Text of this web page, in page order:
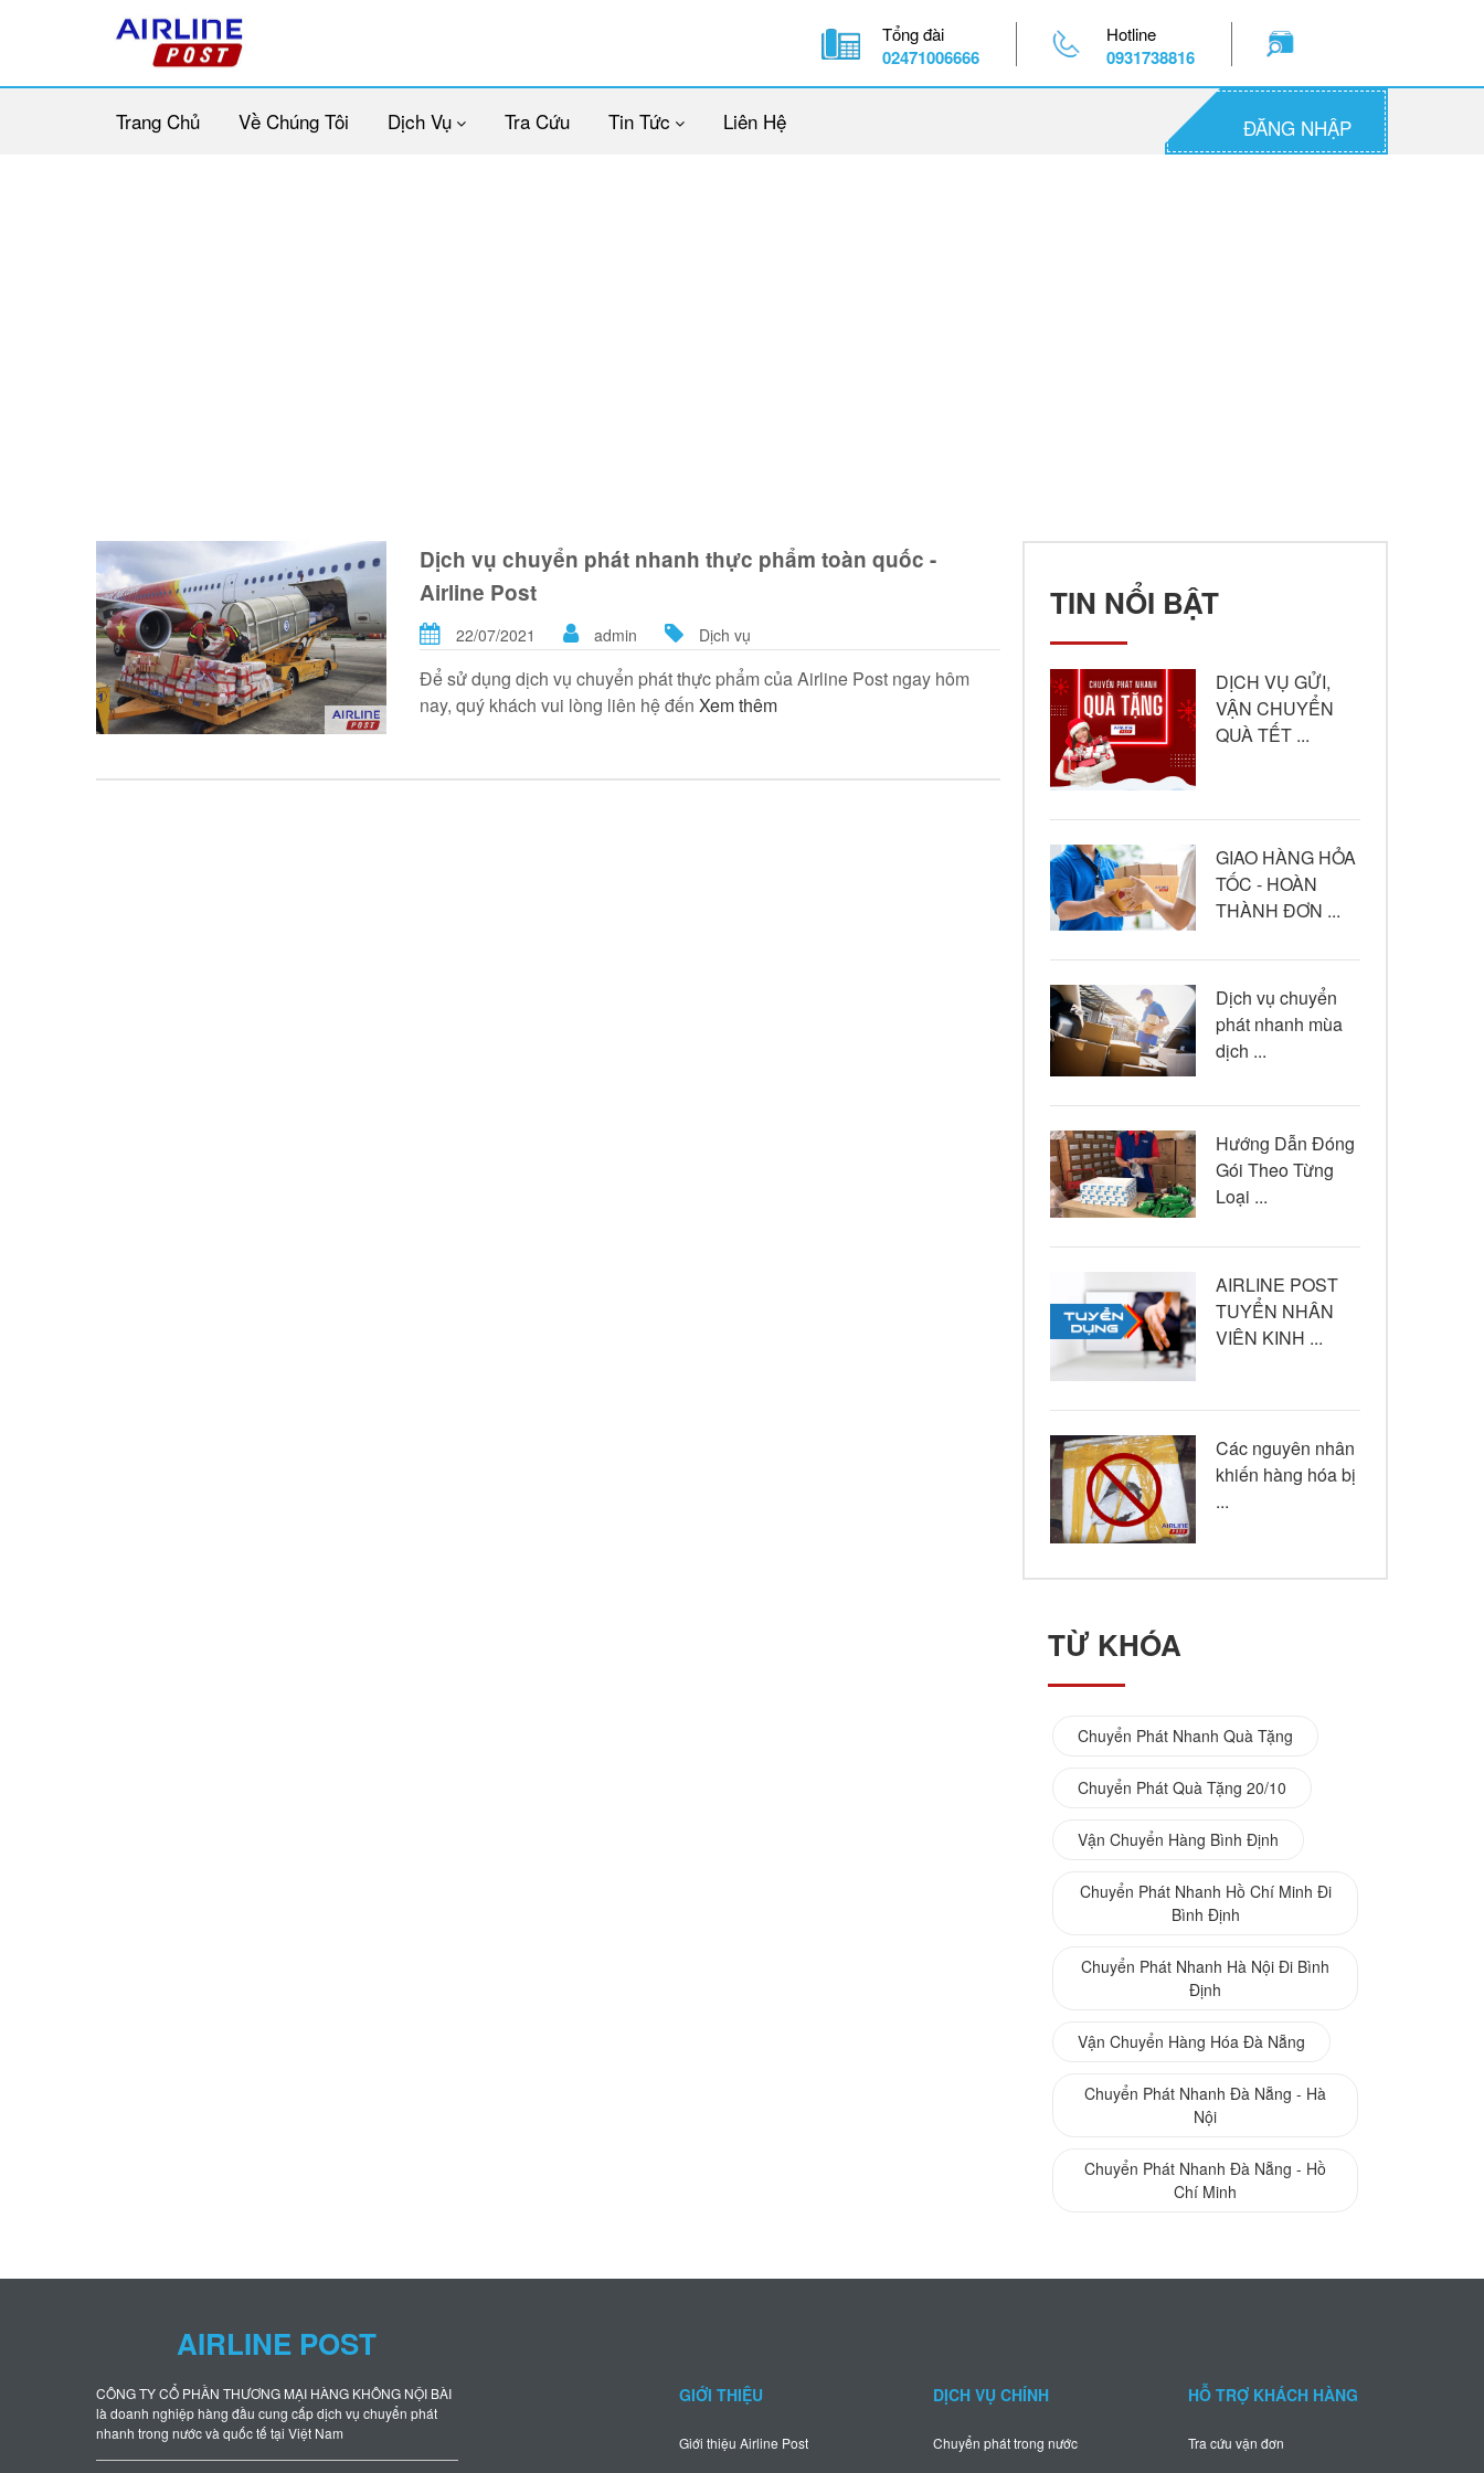
Tổng đài
02471006666
Hotline
0931738816
Trang Chủ Về Chúng Tôi Dịch Vụ Tra Cứu Tin Tức Liên Hệ ĐĂNG NHẬP
Dịch vụ chuyển phát nhanh thực phẩm toàn quốc -
Airline Post
22/07/2021 admin Dịch vụ
Để sử dụng dịch vụ chuyển phát thực phẩm của Airline Post ngay hôm
nay, quý khách vui lòng liên hệ đến Xem thêm
TIN NỔI BẬT
DỊCH VỤ GỬI,
VẬN CHUYỂN
QUÀ TẾT ...
GIAO HÀNG HỎA
TỐC - HOÀN
THÀNH ĐƠN ...
Dịch vụ chuyển
phát nhanh mùa
dịch ...
Hướng Dẫn Đóng
Gói Theo Từng
Loại ...
AIRLINE POST
TUYỂN NHÂN
VIÊN KINH ...
Các nguyên nhân
khiến hàng hóa bị
...
TỪ KHÓA
Chuyển Phát Nhanh Quà Tặng
Chuyển Phát Quà Tặng 20/10
Vận Chuyển Hàng Bình Định
Chuyển Phát Nhanh Hồ Chí Minh Đi
Bình Định
Chuyển Phát Nhanh Hà Nội Đi Bình
Định
Vận Chuyển Hàng Hóa Đà Nẵng
Chuyển Phát Nhanh Đà Nẵng - Hà
Nội
Chuyển Phát Nhanh Đà Nẵng - Hồ
Chí Minh
AIRLINE POST
CÔNG TY CỔ PHẦN THƯƠNG MẠI HÀNG KHÔNG NỘI BÀI
là doanh nghiệp hàng đầu cung cấp dịch vụ chuyển phát
nhanh trong nước và quốc tế tại Việt Nam
GIỚI THIỆU
Giới thiệu Airline Post
DỊCH VỤ CHÍNH
Chuyển phát trong nước
HỖ TRỢ KHÁCH HÀNG
Tra cứu vận đơn